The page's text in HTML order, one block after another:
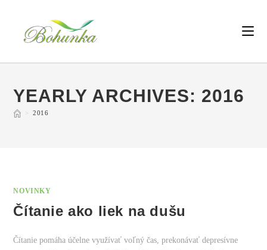
YEARLY ARCHIVES: 2016
> 2016
NOVINKY
Čítanie ako liek na dušu
Čítanie pomáha účelne využívať voľný čas, prekonávať depresívne